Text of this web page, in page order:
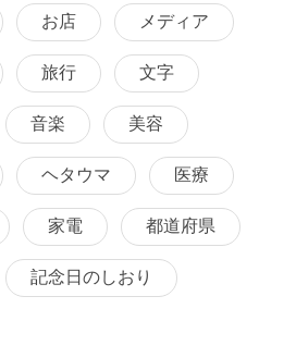
お店 メディア
旅行 文字
音楽 美容
ヘタウマ 医療
家電 都道府県
記念日のしおり